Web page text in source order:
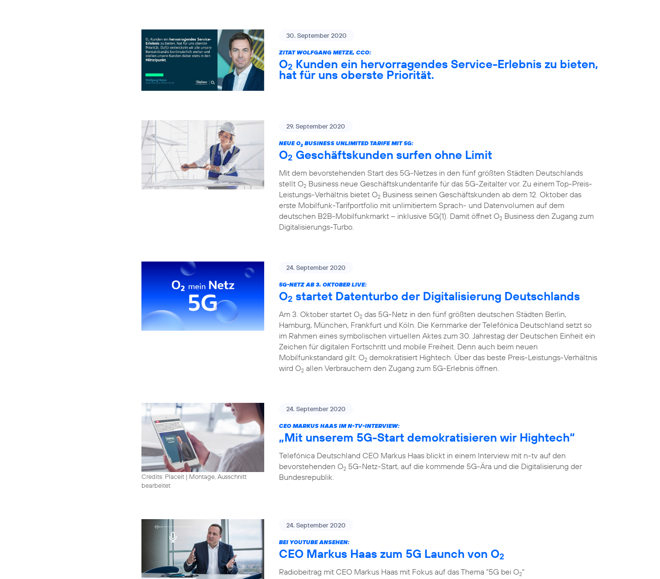
30. September 2020
ZITAT WOLFGANG METZE, CCO:
O2 Kunden ein hervorragendes Service-Erlebnis zu bieten,
hat für uns oberste Priorität.
29. September 2020
NEUE O2 BUSINESS UNLIMITED TARIFE MIT 5G:
O2 Geschäftskunden surfen ohne Limit
Mit dem bevorstehenden Start des 5G-Netzes in den fünf größten Städten Deutschlands
stellt O2 Business neue Geschäftskundentarife für das 5G-Zeitalter vor. Zu einem Top-Preis-
Leistungs-Verhältnis bietet O2 Business seinen Geschäftskunden ab dem 12. Oktober das
erste Mobilfunk-Tarifportfolio mit unlimitiertem Sprach- und Datenvolumen auf dem
deutschen B2B-Mobilfunkmarkt – inklusive 5G(1). Damit öffnet O2 Business den Zugang zum
Digitalisierungs-Turbo.
24. September 2020
5G-NETZ AB 3. OKTOBER LIVE:
O2 startet Datenturbo der Digitalisierung Deutschlands
Am 3. Oktober startet O2 das 5G-Netz in den fünf größten deutschen Städten Berlin,
Hamburg, München, Frankfurt und Köln. Die Kernmarke der Telefónica Deutschland setzt so
im Rahmen eines symbolischen virtuellen Aktes zum 30. Jahrestag der Deutschen Einheit ein
Zeichen für digitalen Fortschritt und mobile Freiheit. Denn auch beim neuen
Mobilfunkstandard gilt: O2 demokratisiert Hightech. Über das beste Preis-Leistungs-Verhältnis
wird O2 allen Verbrauchern den Zugang zum 5G-Erlebnis öffnen.
Credits: Placeit | Montage, Ausschnitt
bearbeitet
24. September 2020
CEO MARKUS HAAS IM N-TV-INTERVIEW:
„Mit unserem 5G-Start demokratisieren wir Hightech“
Telefónica Deutschland CEO Markus Haas blickt in einem Interview mit n-tv auf den
bevorstehenden O2 5G-Netz-Start, auf die kommende 5G-Ära und die Digitalisierung der
Bundesrepublik.
24. September 2020
BEI YOUTUBE ANSEHEN:
CEO Markus Haas zum 5G Launch von O2
Radiobeitrag mit CEO Markus Haas mit Fokus auf das Thema "5G bei O2"